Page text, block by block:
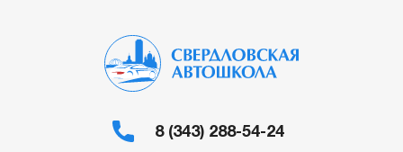
8 (343) 288-54-24